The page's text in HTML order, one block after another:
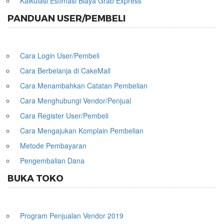
PANDUAN USER/PEMBELI
Cara Login User/Pembeli
Cara Berbelanja di CakeMall
Cara Menambahkan Catatan Pembelian
Cara Menghubungi Vendor/Penjual
Cara Register User/Pembeli
Cara Mengajukan Komplain Pembelian
Metode Pembayaran
Pengembalian Dana
BUKA TOKO
Program Penjualan Vendor 2019